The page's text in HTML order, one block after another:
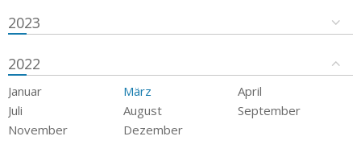
2023
2022
Januar März
April
Juli
August
September
November
Dezember